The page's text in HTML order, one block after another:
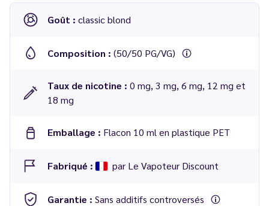
Goût : classic blond
Composition : (50/50 PG/VG)
Taux de nicotine : 0 mg, 3 mg, 6 mg, 12 mg et
18 mg
Emballage : Flacon 10 ml en plastique PET
Fabriqué : par Le Vapoteur Discount
Garantie : Sans additifs controversés